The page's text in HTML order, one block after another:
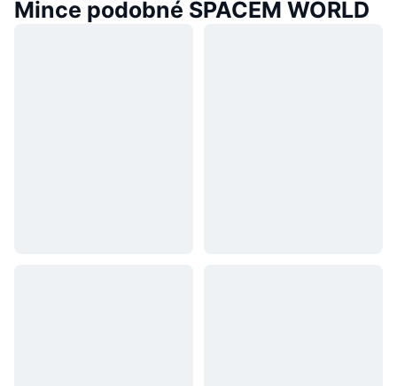
Mince podobné SPACEM WORLD